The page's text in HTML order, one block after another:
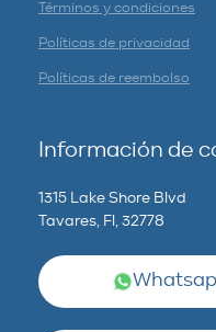
Términos y condiciones
Políticas de privacidad
Políticas de reembolso
Información de
1315 Lake Shore Blvd
Tavares, Fl, 32778